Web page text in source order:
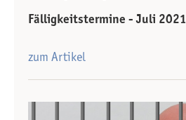
Fälligkeitstermine - Juli 2021
zum Artikel